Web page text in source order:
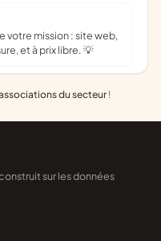
et à prix libre. 💡
du secteur !